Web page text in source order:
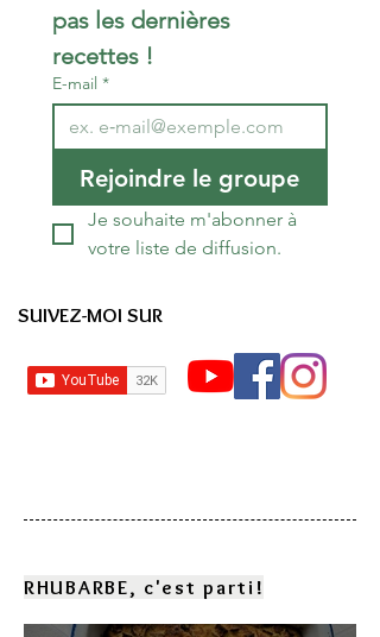
pas les dernières
recettes !
E-mail *
Rejoindre le groupe
Je souhaite m'abonner à
votre liste de diffusion.
SUIVEZ-MOI SUR
RHUBARBE, c'est parti!